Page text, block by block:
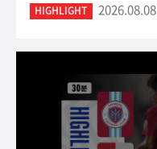
HIGHLIGHT 2026.08.08